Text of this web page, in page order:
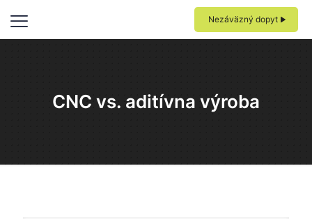
Nezáväzný dopyt
CNC vs. aditívna výroba